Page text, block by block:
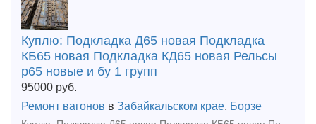
Куплю: Подкладка Д65 новая Подкладка
КБ65 новая Подкладка КД65 новая Рельсы
р65 новые и бу 1 групп
95000 руб.
Ремонт вагонов в Забайкальском крае, Борзе